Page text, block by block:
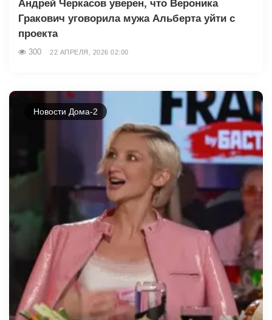
Андрей Черкасов уверен, что Вероника
Гракович уговорила мужа Альберта уйти с
проекта
300 22 АПРЕЛЯ, 2026 02:00
Новости Дома-2